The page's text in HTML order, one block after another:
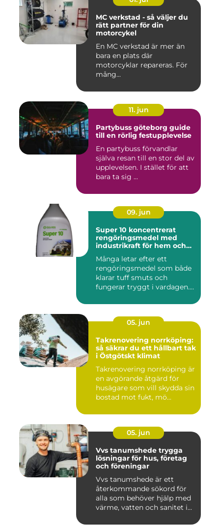
MC verkstad - så väljer du
rätt partner för din
motorcykel
En MC verkstad är mer än
bara en plats där
motorcyklar repareras. För
mång...
11. jun
Partybuss göteborg guide
till en rörlig festupplevelse
En partybuss förvandlar
själva resan till en stor del av
upplevelsen. I stället för att
bara ta sig ...
09. jun
Super 10 koncentrerat
rengöringsmedel med
industrikraft för hem och
Många letar efter ett
rengöringsmedel som både
klarar tuff smuts och
fungerar tryggt i vardagen.
05. jun
Takrenovering norrköping:
så säkrar du ett hållbart tak
i Östgötskt klimat
Takrenovering norrköping är
en avgörande åtgärd för
husägare som vill skydda sin
bostad mot fukt, mö...
05. jun
Vvs tanumshede trygga
lösningar för hus, företag
och föreningar
Vvs tanumshede är ett
återkommande sökord för
alla som behöver hjälp med
värme, vatten och sanitet i...